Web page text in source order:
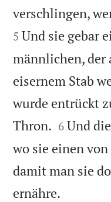
verschlingen,
5 Und sie gebar
männlichen,
eisernem Stab
wurde entrückt
Thron. 

6 Und
wo sie einen
damit man sie
ernähre.